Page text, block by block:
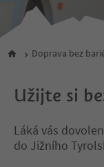
Doprava bez
Užijte si
Láká vás
do Jižního